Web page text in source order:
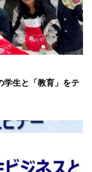
学生と「教育」をテ